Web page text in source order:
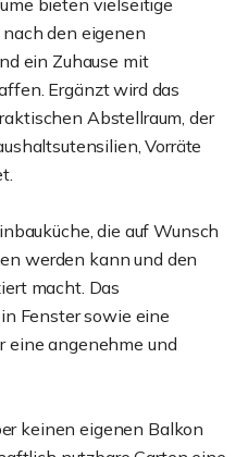
bieten vielseitige
den eigenen
ein Zuhause mit
Ergänzt wird das
Abstellraum, der
Vorräte
die auf Wunsch
werden kann und den
macht. Das
Fenster sowie eine
eine angenehme und
keinen eigenen Balkon